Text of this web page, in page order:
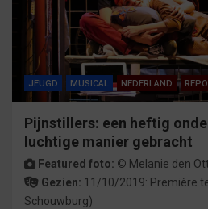
JEUGD MUSICAL NEDERLAND
Pijnstillers: een heftig
luchtige manier gebracht
Featured foto: © Melanie den
Gezien: 11/10/2019: Première
Schouwburg)